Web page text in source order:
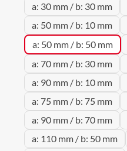
a: 30 mm / b: 30 mm
a: 50 mm / b: 10 mm
a: 50 mm / b: 50 mm
a: 70 mm / b: 30 mm
a: 90 mm / b: 10 mm
a: 75 mm / b: 75 mm
a: 90 mm / b: 70 mm
a: 110 mm / b: 50 mm